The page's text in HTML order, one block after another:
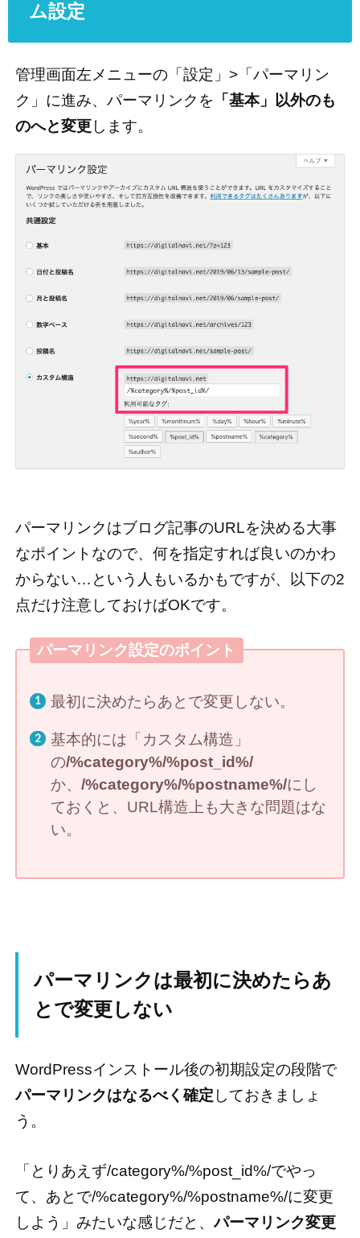
ム設定
管理画面左メニューの「設定」>「パーマリン
ク」に進み、パーマリンクを 「基本」以外のも
のへと変更します。
パーマリンクはブログ記事のURLを決める大事
なポイントなので、何を指定すれば良いのかわ
からない…という人もいるかもですが、以下の2
点だけ注意しておけばOKです。
パーマリンク設定のポイント
最初に決めたらあとで変更しない。
基本的には「カスタム構造」
の/%category%/%post_id%/
か、/%category%/%postname%/にし
ておくと、URL構造上も大きな問題はな
い。
パーマリンクは最初に決めたらあ
とで変更しない
WordPressインストール後の初期設定の段階で
パーマリンクはなるべく確定 しておきましょ
う。
「とりあえず/category%/%post_id%/でやっ
て、あとで/%category%/%postname%/に変更
しよう」みたいな感じだと、パーマリンク変更